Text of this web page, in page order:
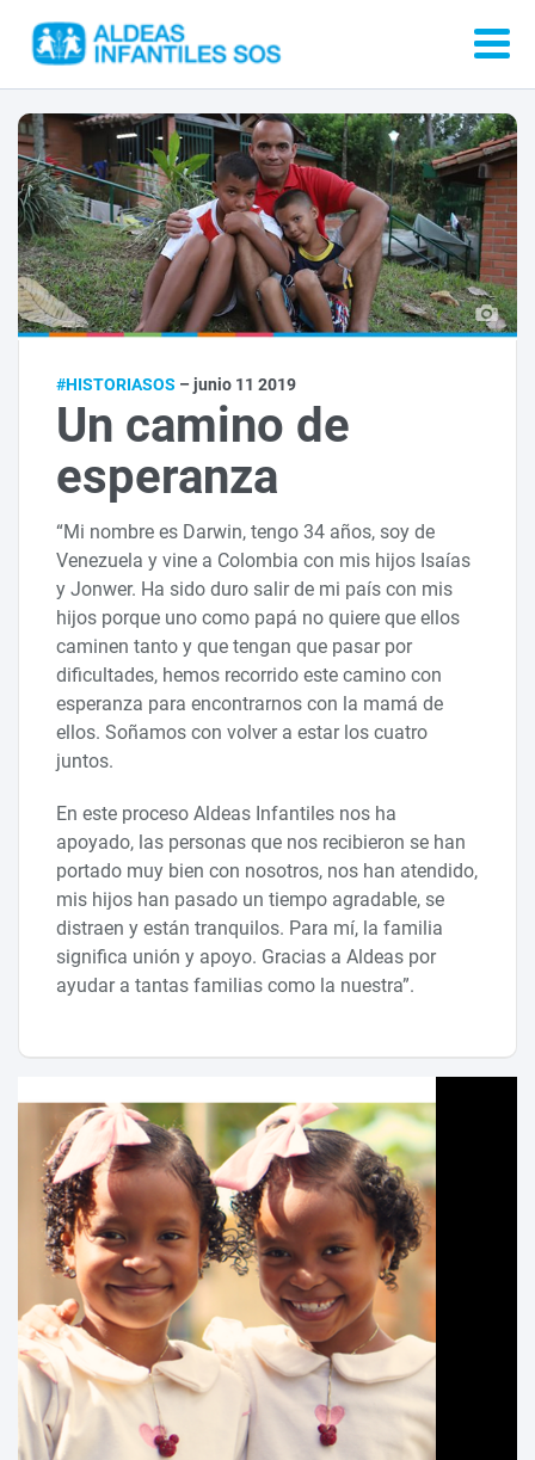
#HISTORIASOS – junio 11 2019
Un camino de
esperanza
“Mi nombre es Darwin, tengo 34 años, soy de
Venezuela y vine a Colombia con mis hijos Isaías
y Jonwer. Ha sido duro salir de mi país con mis
hijos porque uno como papá no quiere que ellos
caminen tanto y que tengan que pasar por
dificultades, hemos recorrido este camino con
esperanza para encontrarnos con la mamá de
ellos. Soñamos con volver a estar los cuatro
juntos.
En este proceso Aldeas Infantiles nos ha
apoyado, las personas que nos recibieron se han
portado muy bien con nosotros, nos han atendido,
mis hijos han pasado un tiempo agradable, se
distraen y están tranquilos. Para mí, la familia
significa unión y apoyo. Gracias a Aldeas por
ayudar a tantas familias como la nuestra”.